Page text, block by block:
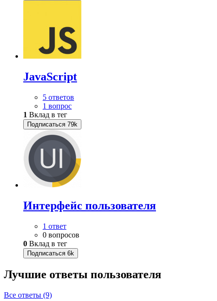
JavaScript
5 ответов
1 вопрос
1 Вклад в тег
Подписаться 79k
Интерфейс пользователя
1 ответ
0 вопросов
0 Вклад в тег
Подписаться 6k
Лучшие ответы пользователя
Все ответы (9)